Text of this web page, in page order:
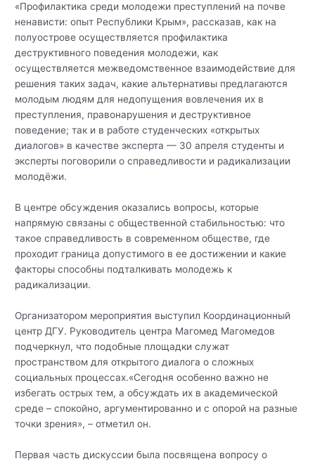
«Профилактика среди молодежи преступлений на почве
ненависти: опыт Республики Крым», рассказав, как на
полуострове осуществляется профилактика
деструктивного поведения молодежи, как
осуществляется межведомственное взаимодействие для
решения таких задач, какие альтернативы предлагаются
молодым людям для недопущения вовлечения их в
преступления, правонарушения и деструктивное
поведение; так и в работе студенческих «открытых
диалогов» в качестве эксперта — 30 апреля студенты и
эксперты поговорили о справедливости и радикализации
молодёжи.
В центре обсуждения оказались вопросы, которые
напрямую связаны с общественной стабильностью: что
такое справедливость в современном обществе, где
проходит граница допустимого в ее достижении и какие
факторы способны подталкивать молодежь к
радикализации.
Организатором мероприятия выступил Координационный
центр ДГУ. Руководитель центра Магомед Магомедов
подчеркнул, что подобные площадки служат
пространством для открытого диалога о сложных
социальных процессах.«Сегодня особенно важно не
избегать острых тем, а обсуждать их в академической
среде – спокойно, аргументированно и с опорой на разные
точки зрения», – отметил он.
Первая часть дискуссии была посвящена вопросу о